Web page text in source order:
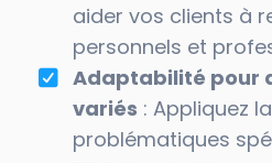
aider vos clients à
personnels et
Adaptabilité pour
variés : Appliquez
problématiques